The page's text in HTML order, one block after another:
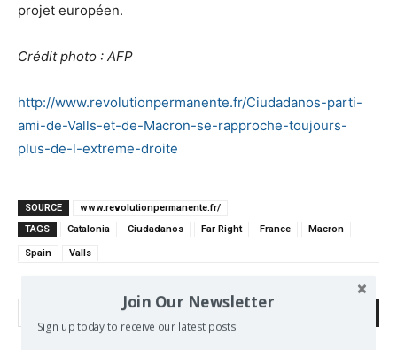
projet européen.
Crédit photo : AFP
http://www.revolutionpermanente.fr/Ciudadanos-parti-
ami-de-Valls-et-de-Macron-se-rapproche-toujours-
plus-de-l-extreme-droite
SOURCE
www.revolutionpermanente.fr/
TAGS
Catalonia Ciudadanos Far Right France Macron
Spain Valls
Join Our Newsletter
Sign up today to receive our latest posts.